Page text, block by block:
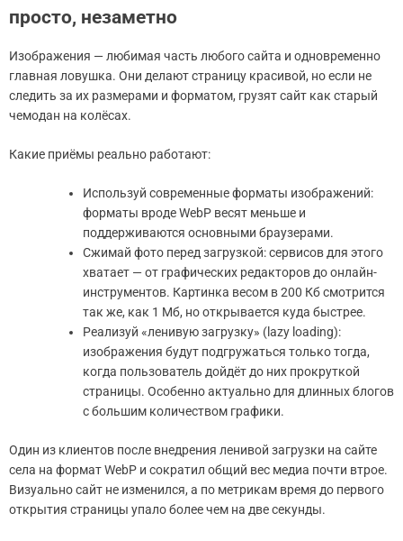
просто, незаметно
Изображения — любимая часть любого сайта и одновременно
главная ловушка. Они делают страницу красивой, но если не
следить за их размерами и форматом, грузят сайт как старый
чемодан на колёсах.
Какие приёмы реально работают:
Используй современные форматы изображений:
форматы вроде WebP весят меньше и
поддерживаются основными браузерами.
Сжимай фото перед загрузкой: сервисов для этого
хватает — от графических редакторов до онлайн-
инструментов. Картинка весом в 200 Кб смотрится
так же, как 1 Мб, но открывается куда быстрее.
Реализуй «ленивую загрузку» (lazy loading):
изображения будут подгружаться только тогда,
когда пользователь дойдёт до них прокруткой
страницы. Особенно актуально для длинных блогов
с большим количеством графики.
Один из клиентов после внедрения ленивой загрузки на сайте
села на формат WebP и сократил общий вес медиа почти втрое.
Визуально сайт не изменился, а по метрикам время до первого
открытия страницы упало более чем на две секунды.